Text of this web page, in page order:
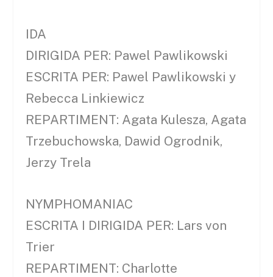
IDA
DIRIGIDA PER: Pawel Pawlikowski
ESCRITA PER: Pawel Pawlikowski y
Rebecca Linkiewicz
REPARTIMENT: Agata Kulesza, Agata
Trzebuchowska, Dawid Ogrodnik,
Jerzy Trela
NYMPHOMANIAC
ESCRITA I DIRIGIDA PER: Lars von
Trier
REPARTIMENT: Charlotte